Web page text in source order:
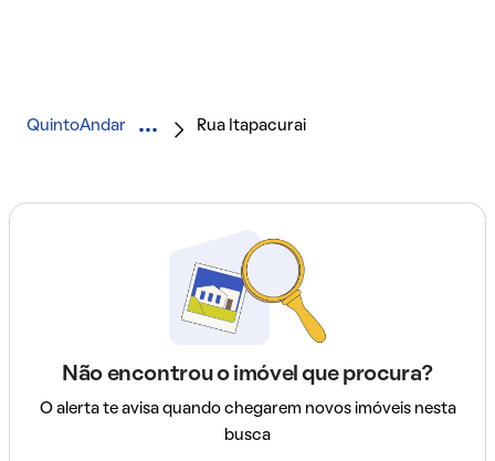
QuintoAndar Rua Itapacurai
Não encontrou o imóvel que procura?
O alerta te avisa quando chegarem novos imóveis nesta
busca